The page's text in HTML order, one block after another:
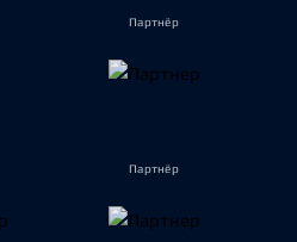
Партнёр
Партнёр